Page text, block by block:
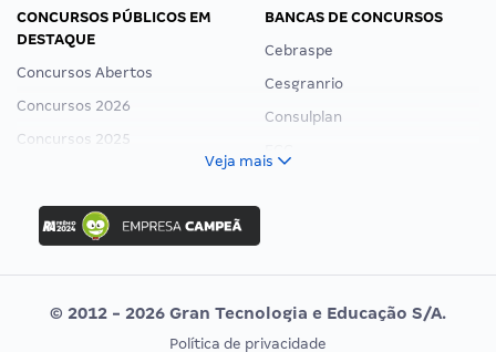
CONCURSOS PÚBLICOS EM
DESTAQUE
Concursos Abertos
Concursos 2026
Concursos 2025
Concurso Ibama
Concurso MPU
Editais publicados
BANCAS DE CONCURSOS
Cebraspe
Cesgranrio
Consulplan
Vunesp
Veja mais
© 2012 - 2026 Gran Tecnologia e Educação S/A.
Política de privacidade